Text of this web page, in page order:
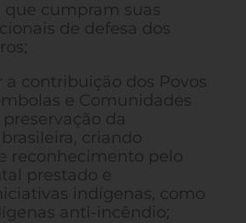
que cumpram suas
de defesa dos
a contribuição dos Povos
e Comunidades
da
criando
reconhecimento pelo
prestado e
indígenas, como
anti-incêndio;